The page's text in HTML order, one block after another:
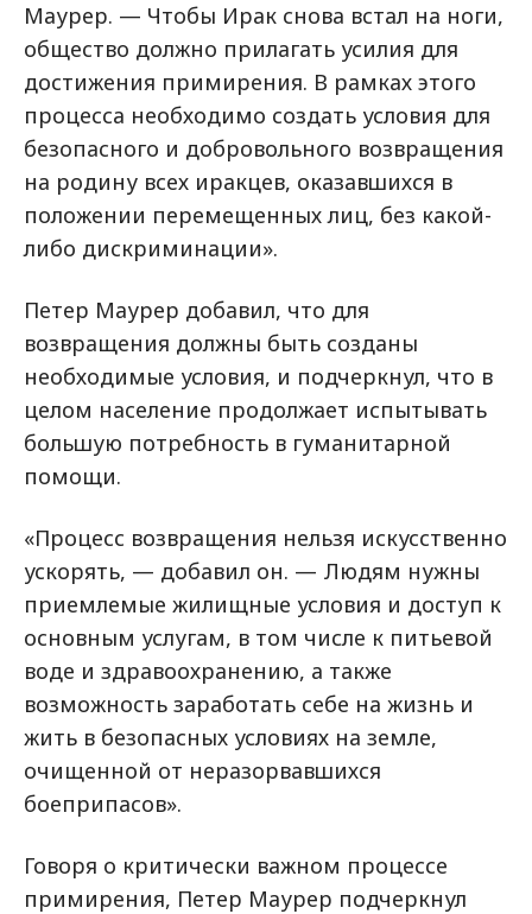
Маурер. — Чтобы Ирак снова встал на ноги,
общество должно прилагать усилия для
достижения примирения. В рамках этого
процесса необходимо создать условия для
безопасного и добровольного возвращения
на родину всех иракцев, оказавшихся в
положении перемещенных лиц, без какой-
либо дискриминации».
Петер Маурер добавил, что для
возвращения должны быть созданы
необходимые условия, и подчеркнул, что в
целом население продолжает испытывать
большую потребность в гуманитарной
помощи.
«Процесс возвращения нельзя искусственно
ускорять, — добавил он. — Людям нужны
приемлемые жилищные условия и доступ к
основным услугам, в том числе к питьевой
воде и здравоохранению, а также
возможность заработать себе на жизнь и
жить в безопасных условиях на земле,
очищенной от неразорвавшихся
боеприпасов».
Говоря о критически важном процессе
примирения, Петер Маурер подчеркнул